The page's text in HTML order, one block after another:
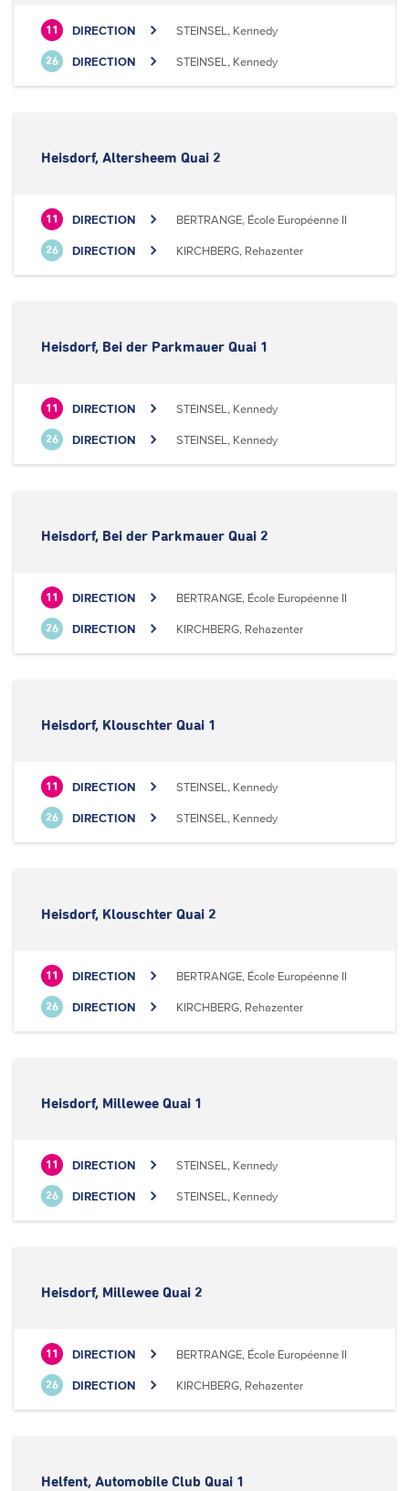
11 DIRECTION STEINSEL, Kennedy
26 DIRECTION STEINSEL, Kennedy
Heisdorf, Altersheem Quai 2
11 DIRECTION BERTRANGE, École Européenne II
26 DIRECTION KIRCHBERG, Rehazenter
Heisdorf, Bei der Parkmauer Quai 1
11 DIRECTION STEINSEL, Kennedy
26 DIRECTION STEINSEL, Kennedy
Heisdorf, Bei der Parkmauer Quai 2
11 DIRECTION BERTRANGE, École Européenne II
26 DIRECTION KIRCHBERG, Rehazenter
Heisdorf, Klouschter Quai 1
11 DIRECTION STEINSEL, Kennedy
26 DIRECTION STEINSEL, Kennedy
Heisdorf, Klouschter Quai 2
11 DIRECTION BERTRANGE, École Européenne II
26 DIRECTION KIRCHBERG, Rehazenter
Heisdorf, Millewee Quai 1
11 DIRECTION STEINSEL, Kennedy
26 DIRECTION STEINSEL, Kennedy
Heisdorf, Millewee Quai 2
11 DIRECTION BERTRANGE, École Européenne II
26 DIRECTION KIRCHBERG, Rehazenter
Helfent, Automobile Club Quai 1